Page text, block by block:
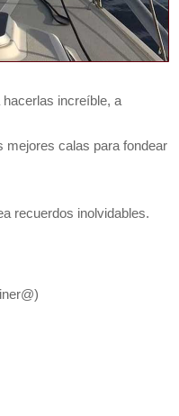
increíble, a
mejores calas para fondear
recuerdos inolvidables.